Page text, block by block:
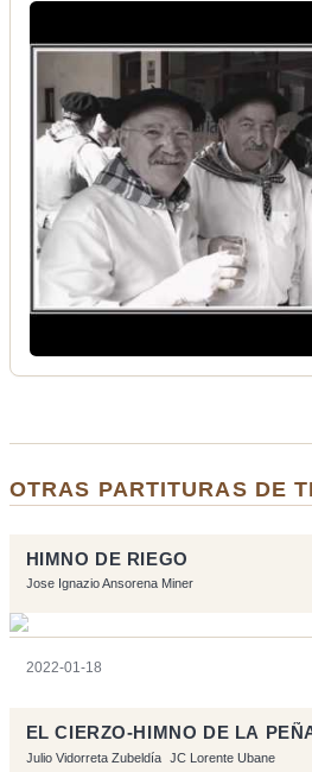
OTRAS PARTITURAS DE
HIMNO DE RIEGO
Jose Ignazio Ansorena Miner
2022-01-18
EL CIERZO-HIMNO DE LA
Julio Vidorreta Zubeldía JC Lorente Ubane